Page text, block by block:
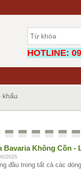
HOTLINE:
khẩu
Bavaria Không Cồn -
2025
đầu trong tất cả các